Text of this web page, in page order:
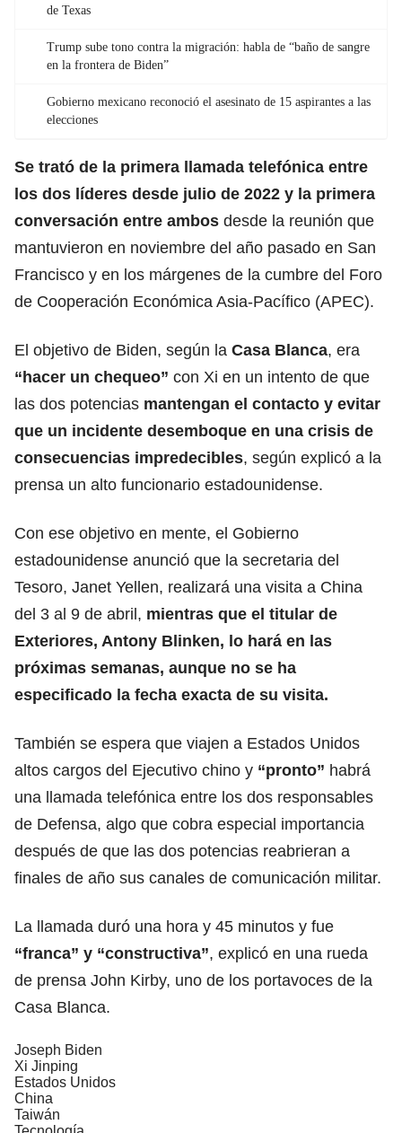
de Texas
Trump sube tono contra la migración: habla de “baño de sangre
en la frontera de Biden”
Gobierno mexicano reconoció el asesinato de 15 aspirantes a las
elecciones
Se trató de la primera llamada telefónica entre
los dos líderes desde julio de 2022 y la primera
conversación entre ambos desde la reunión que
mantuvieron en noviembre del año pasado en San
Francisco y en los márgenes de la cumbre del Foro
de Cooperación Económica Asia-Pacífico (APEC).
El objetivo de Biden, según la Casa Blanca, era
“hacer un chequeo” con Xi en un intento de que
las dos potencias mantengan el contacto y evitar
que un incidente desemboque en una crisis de
consecuencias impredecibles, según explicó a la
prensa un alto funcionario estadounidense.
Con ese objetivo en mente, el Gobierno
estadounidense anunció que la secretaria del
Tesoro, Janet Yellen, realizará una visita a China
del 3 al 9 de abril, mientras que el titular de
Exteriores, Antony Blinken, lo hará en las
próximas semanas, aunque no se ha
especificado la fecha exacta de su visita.
También se espera que viajen a Estados Unidos
altos cargos del Ejecutivo chino y “pronto” habrá
una llamada telefónica entre los dos responsables
de Defensa, algo que cobra especial importancia
después de que las dos potencias reabrieran a
finales de año sus canales de comunicación militar.
La llamada duró una hora y 45 minutos y fue
“franca” y “constructiva”, explicó en una rueda
de prensa John Kirby, uno de los portavoces de la
Casa Blanca.
Joseph Biden
Xi Jinping
Estados Unidos
China
Taiwán